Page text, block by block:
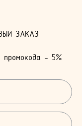
ЗАКАЗ
промокода - 5%